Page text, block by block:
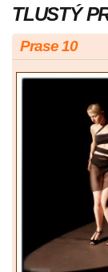
TLUSTÝ
Prase 10